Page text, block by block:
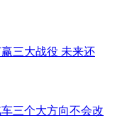
三大战役 未来还
三个大方向不会改